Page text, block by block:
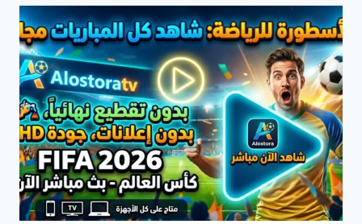
أحدث
إصدار
والاستمتاع
بالبث
المباشر